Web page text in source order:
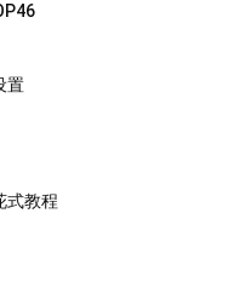
置
式教程